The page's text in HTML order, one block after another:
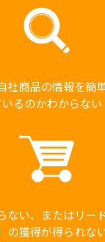
社商品の情報を簡
るのかわからない
ない、またはリー
の獲得が得られな